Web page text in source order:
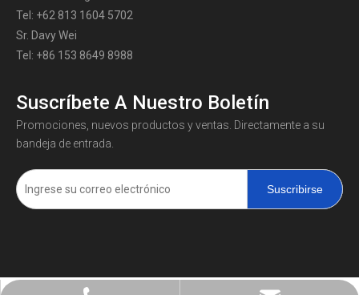
Tel: +62 813 1604 5702
Sr. Davy Wei
Tel: +86 153 8649 8988
Suscríbete A Nuestro Boletín
Promociones, nuevos productos y ventas. Directamente a su
bandeja de entrada.
Suscribirse